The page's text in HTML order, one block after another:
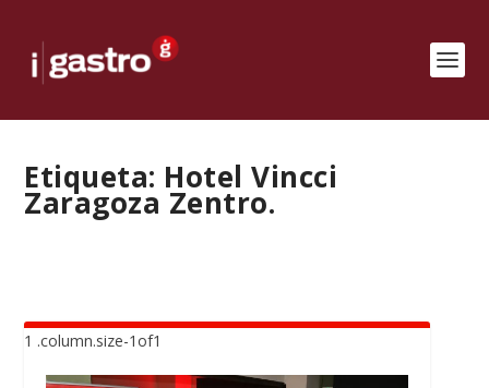
Etiqueta: Hotel Vincci
Zaragoza Zentro.